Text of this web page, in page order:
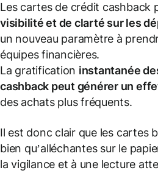
Les cartes de crédit cashback
visibilité et de clarté sur les
un nouveau paramètre à
équipes financières.
La gratification instantanée
cashback peut générer un
des achats plus fréquents.
Il est donc clair que les cartes
bien qu’alléchantes sur le
la vigilance et à une lecture